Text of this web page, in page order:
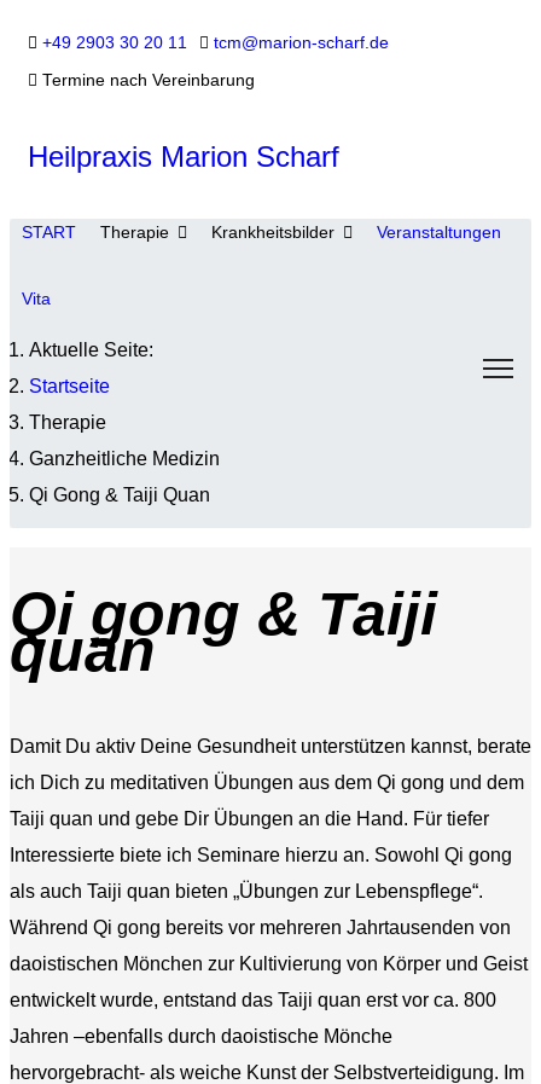
+49 2903 30 20 11 tcm@marion-scharf.de
Termine nach Vereinbarung
Heilpraxis Marion Scharf
START Therapie Krankheitsbilder Veranstaltungen
Vita
Aktuelle Seite:
Startseite
Therapie
Ganzheitliche Medizin
Qi Gong & Taiji Quan
Qi gong & Taiji
quan
Damit Du aktiv Deine Gesundheit unterstützen kannst, berate
ich Dich zu meditativen Übungen aus dem Qi gong und dem
Taiji quan und gebe Dir Übungen an die Hand. Für tiefer
Interessierte biete ich Seminare hierzu an. Sowohl Qi gong
als auch Taiji quan bieten „Übungen zur Lebenspflege“.
Während Qi gong bereits vor mehreren Jahrtausenden von
daoistischen Mönchen zur Kultivierung von Körper und Geist
entwickelt wurde, entstand das Taiji quan erst vor ca. 800
Jahren –ebenfalls durch daoistische Mönche
hervorgebracht- als weiche Kunst der Selbstverteidigung. Im